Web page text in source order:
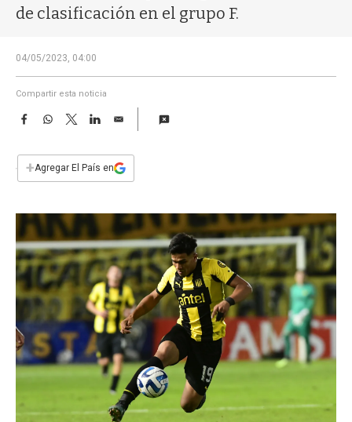
de clasificación en el grupo F.
04/05/2023, 04:00
Compartir esta noticia
F
e
b
k
W
s
p
T
w
t
L
n
E
i
l
+Agregar El País en